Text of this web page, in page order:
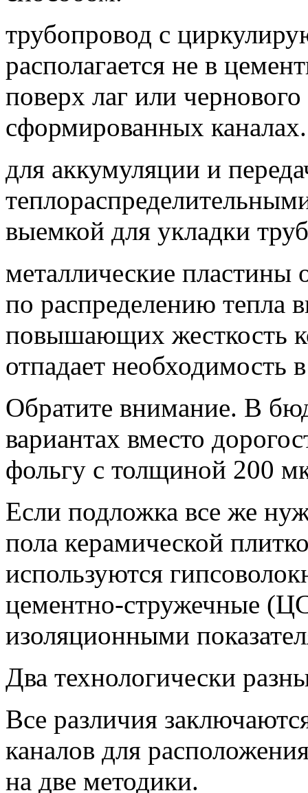
трубопровод с
располагается не в
поверх лаг или
сформированных каналах.
для аккумуляции и
выемкой для укладки
металлические пластины
по распределению тепла
повышающих жесткость
отпадает необходимость
Обратите внимание. В
вариантах вместо
фольгу с толщиной 200
Если подложка все же
пола керамической
используются
цементно-стружечные
изоляционными
Два технологически
Все различия
каналов для
на две методики.